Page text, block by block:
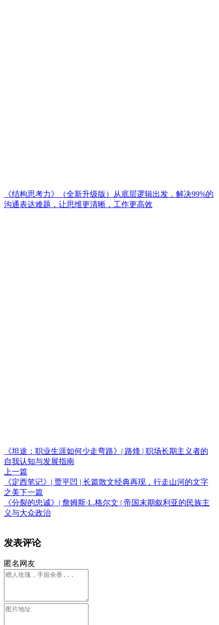
《结构思考力》（全新升级版）从底层逻辑出发，解决99%的
沟通表达难题，让思维更清晰，工作更高效
《坦途：职业生涯如何少走弯路》| 路烽 | 职场长期主义者的
自我认知与发展指南
上一篇
《定西笔记》| 贾平凹 | 长篇散文经典再现，行走山河的文字
之美下一篇
《分裂的忠诚》| 詹姆斯·L.格尔文 | 帝国末期叙利亚的民族主
义与大众政治
发表评论
匿名网友